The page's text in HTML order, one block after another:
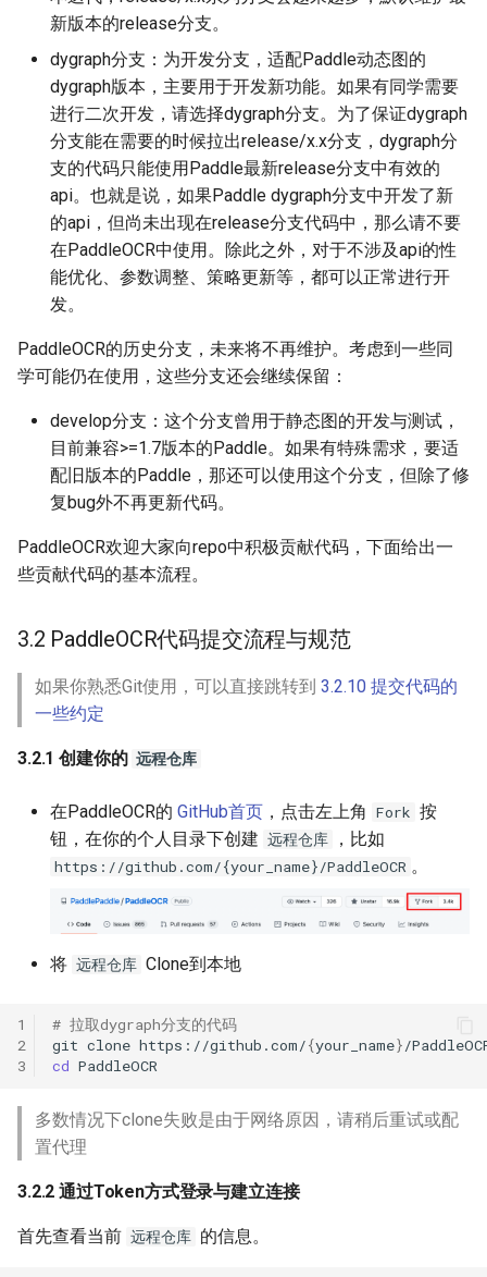
新版本的release分支。
dygraph分支：为开发分支，适配Paddle动态图的
dygraph版本，主要用于开发新功能。如果有同学需要
进行二次开发，请选择dygraph分支。为了保证dygraph
分支能在需要的时候拉出release/x.x分支，dygraph分
支的代码只能使用Paddle最新release分支中有效的
api。也就是说，如果Paddle dygraph分支中开发了新
的api，但尚未出现在release分支代码中，那么请不要
在PaddleOCR中使用。除此之外，对于不涉及api的性
能优化、参数调整、策略更新等，都可以正常进行开
发。
PaddleOCR的历史分支，未来将不再维护。考虑到一些同
学可能仍在使用，这些分支还会继续保留：
develop分支：这个分支曾用于静态图的开发与测试，
目前兼容>=1.7版本的Paddle。如果有特殊需求，要适
配旧版本的Paddle，那还可以使用这个分支，但除了修
复bug外不再更新代码。
PaddleOCR欢迎大家向repo中积极贡献代码，下面给出一
些贡献代码的基本流程。
3.2 PaddleOCR代码提交流程与规范
如果你熟悉Git使用，可以直接跳转到 3.2.10 提交代码的
一些约定
3.2.1 创建你的 远程仓库
在PaddleOCR的 GitHub首页 ，点击左上角 Fork 按
钮，在你的个人目录下创建 远程仓库 ，比如
https://github.com/{your_name}/PaddleOCR 。
将 远程仓库 Clone到本地
1
2
3
# 拉取dygraph分支的代码
git clone https://github.com/{your_name}/
cd
多数情况下clone失败是由于网络原因，请稍后重试或配
置代理
3.2.2 通过Token方式登录与建立连接
首先查看当前 远程仓库 的信息。